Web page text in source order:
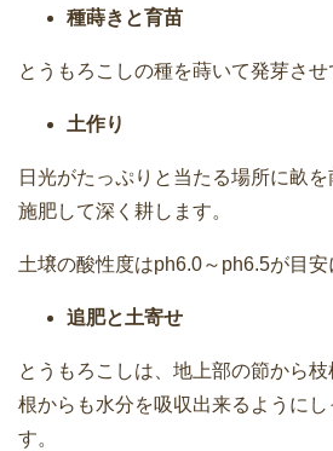
種蒔きと育苗
とうもろこしの種を蒔いて発芽させ
土作り
日光がたっぷりと当たる場所に畝
施肥して深く耕します。
土壌の酸性度はph6.0～ph6.5が目安
追肥と土寄せ
とうもろこしは、地上部の節から
根からも水分を吸収出来るようにし
す。